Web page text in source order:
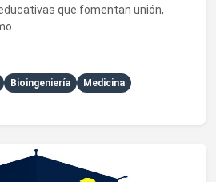
que fomentan unión,
Bioingeniería
Medicina
Estudiantil de Microbiología